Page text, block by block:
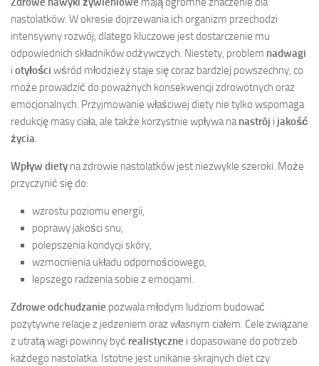
nastolatków. W okresie dojrzewania ich organizm przechodzi
intensywny rozwój, dlatego kluczowe jest dostarczenie mu
odpowiednich składników odżywczych. Niestety, problem nadwagi
i otyłości wśród młodzieży staje się coraz bardziej powszechny, co
może prowadzić do poważnych konsekwencji zdrowotnych oraz
emocjonalnych. Przyjmowanie właściwej diety nie tylko wspomaga
redukcję masy ciała, ale także korzystnie wpływa na nastrój i jakość
życia
Wpływ diety na zdrowie nastolatków jest niezwykle szeroki. Może
przyczynić się do:
wzrostu poziomu energii,
poprawy jakości snu,
polepszenia kondycji skóry,
wzmocnienia układu odpornościowego,
lepszego radzenia sobie z emocjami.
Zdrowe odchudzanie pozwala młodym ludziom budować
pozytywne relacje z jedzeniem oraz własnym ciałem. Cele związane
z utratą wagi powinny być realistyczne i dopasowane do potrzeb
każdego nastolatka. Istotne jest unikanie skrajnych diet czy